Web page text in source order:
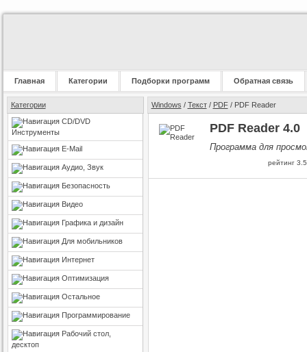
Главная Категории Подборки программ Обратная связь
Категории
CD/DVD
Инструменты
E-Mail
Аудио, Звук
Безопасность
Видео
Графика и дизайн
Для мобильников
Интернет
Оптимизация
Остальное
Программирование
Рабочий стол,
десктоп
Windows / Текст/ PDF/ PDF Reader
PDF Reader 4.0
Программа для
рейтинг 3.5